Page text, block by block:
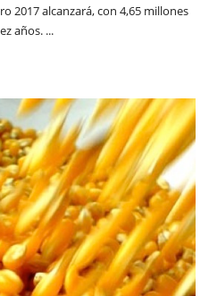
2017 alcanzará, con 4,65 millones
años. ...